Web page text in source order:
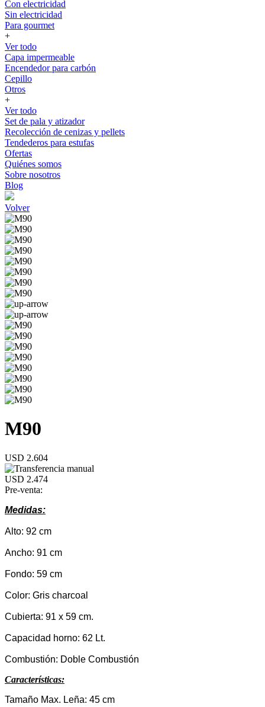
Con electricidad
Sin electricidad
Para gourmet
+
Ver todo
Capa impermeable
Encendedor para carbón
Cepillo
Otros
+
Ver todo
Set de pala y atizador
Recolección de cenizas y pellets
Tendederos para estufas
Ofertas
Quiénes somos
Sobre nosotros
Blog
Volver
M90
USD 2.604
USD 2.474
Pre-venta:
Medidas:
Alto: 92 cm
Ancho: 91 cm
Fondo: 59 cm
Color: Gris charcoal
Cubierta: 91 x 59 cm.
Capacidad horno: 62 Lt.
Combustión: Doble Combustión
Características:
Tamaño Max. Leña: 45 cm